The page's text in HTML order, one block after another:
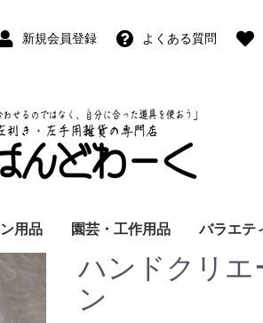
新規会員登録 よくある質問
用品
丁
手急須
小物
園芸・工作用品
草取鎌
園芸はさみ
メジャー・曲尺
カッター
工作用具・その他
バラエテ
Wallet(財
時計
デジタル
バラエテ
ファッシ
京扇子
書籍
ハンドクリエ
ン